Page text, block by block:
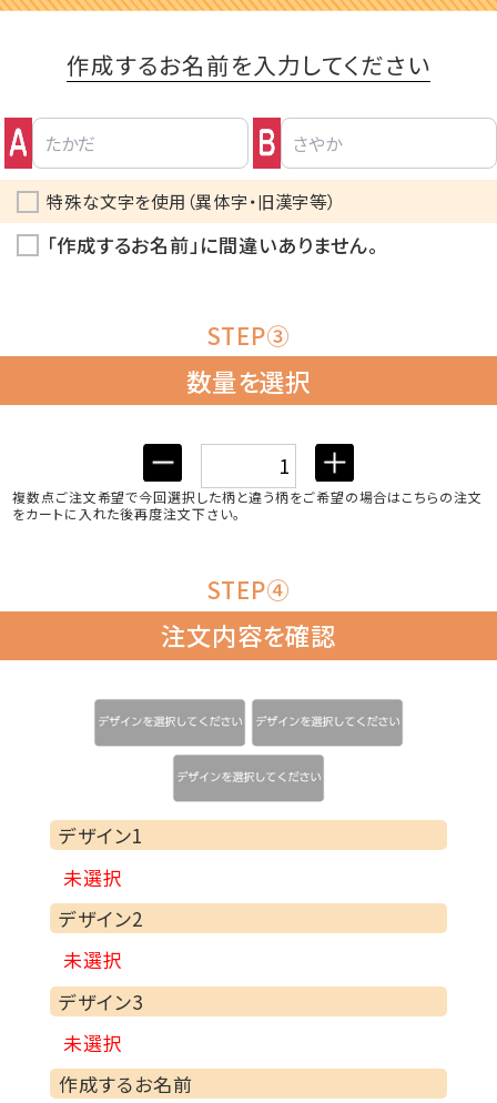
作成するお名前を入力してください
特殊な文字を使用（異体字・旧漢字等）
「作成するお名前」に間違いありません。
STEP③
数量を選択
複数点ご注文希望で今回選択した柄と違う柄をご希望の場合はこちらの注文
をカートに入れた後再度注文下さい。
STEP④
注文内容を確認
デザイン1
未選択
デザイン2
未選択
デザイン3
未選択
作成するお名前